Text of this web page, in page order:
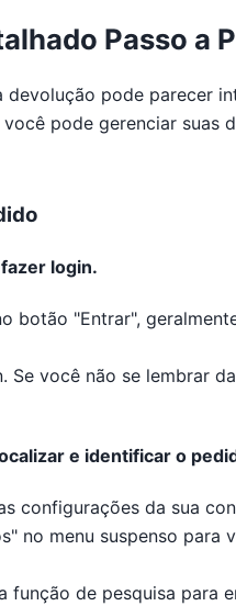
Passo a
devolução pode parecer
pode gerenciar suas
login.
botão "Entrar",
Se você não se lembrar
e identificar o
configurações da sua
no menu suspenso para
função de pesquisa